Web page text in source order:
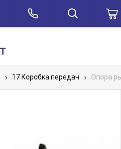
17 Коробка передач Опора